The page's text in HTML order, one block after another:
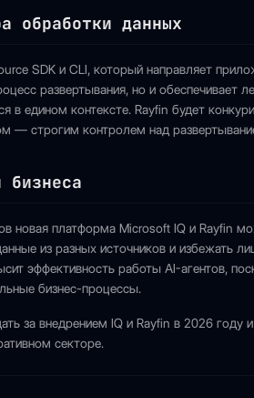
обработки данных
SDK и CLI, который направляет
развертывания, но и обеспечивает
в едином контексте. Rayfin будет
— строгим контролем над
бизнеса
новая платформа Microsoft IQ и Rayfin
из разных источников и избежать
эффективность работы AI-агентов,
бизнес-процессы.
за внедрением IQ и Rayfin в 2026 году и
секторе.